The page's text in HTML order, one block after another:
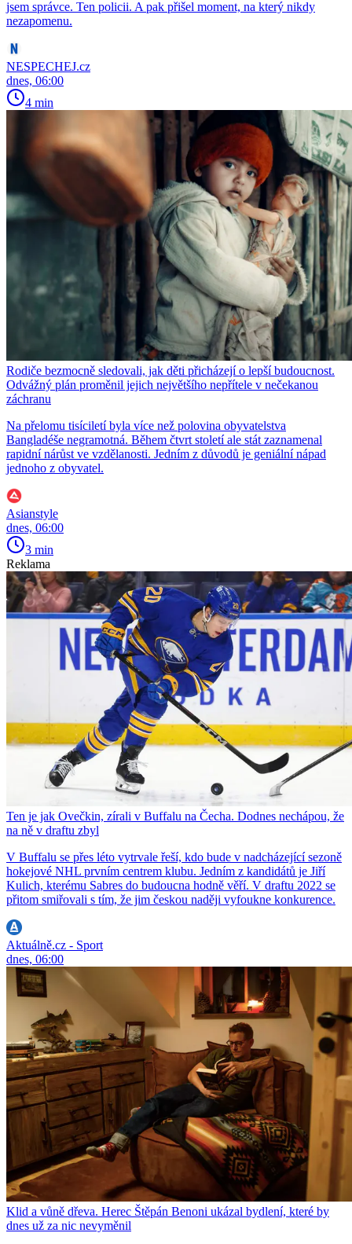
jsem správce. Ten policii. A pak přišel moment, na který nikdy
nezapomenu.
NESPECHEJ.cz
dnes, 06:00
4 min
Rodiče bezmocně sledovali, jak děti přicházejí o lepší budoucnost.
Odvážný plán proměnil jejich největšího nepřítele v nečekanou
záchranu
Na přelomu tisíciletí byla více než polovina obyvatelstva
Bangladéše negramotná. Během čtvrt století ale stát zaznamenal
rapidní nárůst ve vzdělanosti. Jedním z důvodů je geniální nápad
jednoho z obyvatel.
Asianstyle
dnes, 06:00
3 min
Reklama
Ten je jak Ovečkin, zírali v Buffalu na Čecha. Dodnes nechápou, že
na ně v draftu zbyl
V Buffalu se přes léto vytrvale řeší, kdo bude v nadcházející sezoně
hokejové NHL prvním centrem klubu. Jedním z kandidátů je Jiří
Kulich, kterému Sabres do budoucna hodně věří. V draftu 2022 se
přitom smiřovali s tím, že jim českou naději vyfoukne konkurence.
Aktuálně.cz - Sport
dnes, 06:00
Klid a vůně dřeva. Herec Štěpán Benoni ukázal bydlení, které by
dnes už za nic nevyměnil